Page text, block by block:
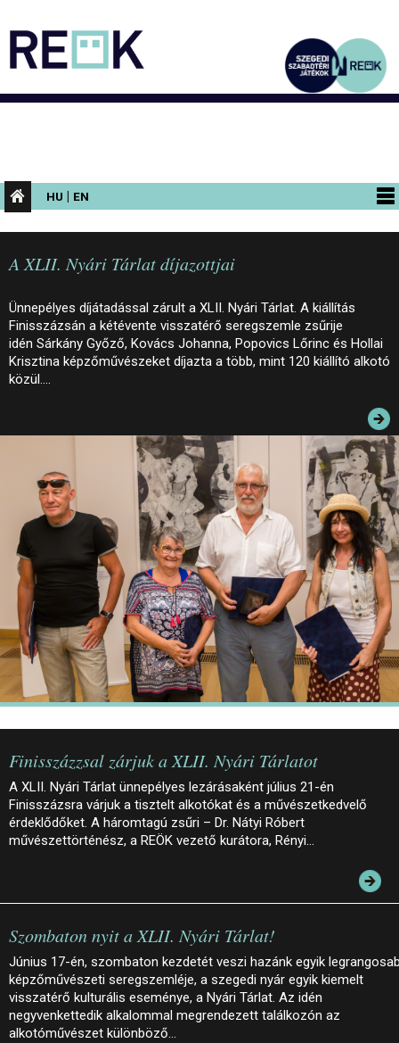
HU | EN
PROGRAMOK
KIÁLLÍTÁSOK
AZ ÉPÜLET
INFORMÁCIÓK
KONFERENCIA
ELÉRHETŐSÉG
PALOTASÉTÁK ÉS VEZETÉSEK
KÖZÉRDEKŰ ADATOK
A XLII. Nyári Tárlat díjazottjai
Ünnepélyes díjátadással zárult a XLII. Nyári Tárlat. A kiállítás
Finisszázsán a kétévente visszatérő seregszemle zsűrije
idén Sárkány Győző, Kovács Johanna, Popovics Lőrinc és Hollai
Krisztina képzőművészeket díjazta a több, mint 120 kiállító alkotó
közül.…
Finisszázzsal zárjuk a XLII. Nyári Tárlatot
A XLII. Nyári Tárlat ünnepélyes lezárásaként július 21-én
Finisszázsra várjuk a tisztelt alkotókat és a művészetkedvelő
érdeklődőket. A háromtagú zsűri – Dr. Nátyi Róbert
művészettörténész, a REÖK vezető kurátora, Rényi…
Szombaton nyit a XLII. Nyári Tárlat!
Június 17-én, szombaton kezdetét veszi hazánk egyik
képzőművészeti seregszemléje, a szegedi nyár egyik kiemelt
visszatérő kulturális eseménye, a Nyári Tárlat. Az idén
negyvenkettedik alkalommal megrendezett találkozón az
alkotóművészet különböző…